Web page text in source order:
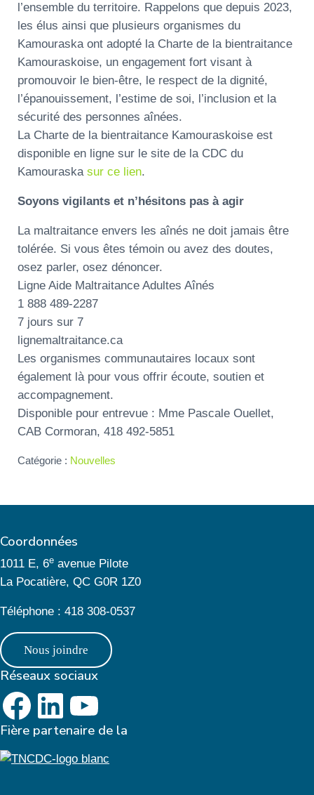
l’ensemble du territoire. Rappelons que depuis 2023,
les élus ainsi que plusieurs organismes du
Kamouraska ont adopté la Charte de la bientraitance
Kamouraskoise, un engagement fort visant à
promouvoir le bien-être, le respect de la dignité,
l’épanouissement, l’estime de soi, l’inclusion et la
sécurité des personnes aînées.
La Charte de la bientraitance Kamouraskoise est
disponible en ligne sur le site de la CDC du
Kamouraska sur ce lien.
Soyons vigilants et n’hésitons pas à agir
La maltraitance envers les aînés ne doit jamais être
tolérée. Si vous êtes témoin ou avez des doutes,
osez parler, osez dénoncer.
Ligne Aide Maltraitance Adultes Aînés
1 888 489-2287
7 jours sur 7
lignemaltraitance.ca
Les organismes communautaires locaux sont
également là pour vous offrir écoute, soutien et
accompagnement.
Disponible pour entrevue : Mme Pascale Ouellet,
CAB Cormoran, 418 492-5851
Catégorie : Nouvelles
Coordonnées
1011 E, 6e avenue Pilote
La Pocatière, QC G0R 1Z0
Téléphone : 418 308-0537
Nous joindre
Réseaux sociaux
Page FaceBook
LinkedIn
YouTube
Fière partenaire de la